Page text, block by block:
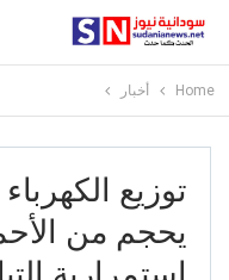
Home أخبار
توزيع
يحجم من